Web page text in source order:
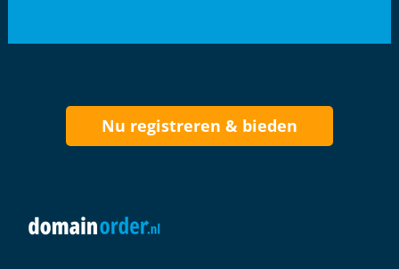
Nu registreren & bieden